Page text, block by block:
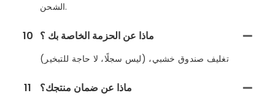
الشحن.
10 ماذا عن الحزمة الخاصة بك ؟
تغليف صندوق خشبي، (ليس سجلًا، لا حاجة للتبخير)
11 ماذا عن ضمان منتجك؟